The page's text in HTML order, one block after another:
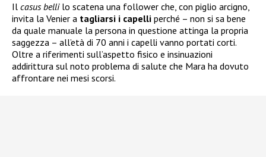
Il casus bellilo scatena una follower che, con piglio arcigno,
invita la Venier a tagliarsi i capelli perché – non si sa bene
da quale manuale la persona in questione attinga la propria
saggezza – all’età di 70 anni i capelli vanno portati corti.
Oltre a riferimenti sull’aspetto fisico e insinuazioni
addirittura sul noto problema di salute che Mara ha dovuto
affrontare nei mesi scorsi.